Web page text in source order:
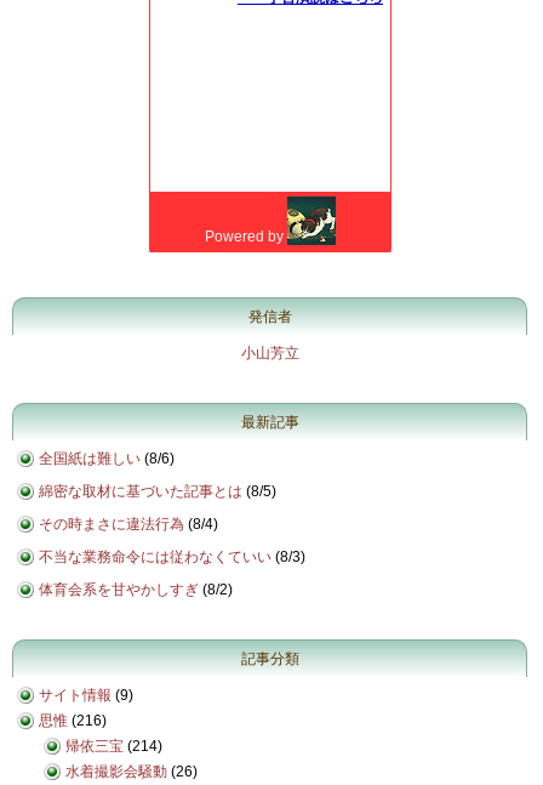
発信者
小山芳立
最新記事
全国紙は難しい (8/6)
綿密な取材に基づいた記事とは (8/5)
その時まさに違法行為 (8/4)
不当な業務命令には従わなくていい (8/3)
体育会系を甘やかしすぎ (8/2)
記事分類
サイト情報 (9)
思惟 (216)
帰依三宝 (214)
水着撮影会騒動 (26)